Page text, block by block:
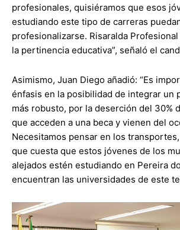
profesionales, quisiéramos que esos
estudiando este tipo de carreras
profesionalizarse. Risaralda
la pertinencia educativa”, señaló el
Asimismo, Juan Diego añadió: “Es
énfasis en la posibilidad de integrar un
más robusto, por la deserción del 30%
que acceden a una beca y vienen del
Necesitamos pensar en los
que cuesta que estos jóvenes de los
alejados estén estudiando en Pereira
encuentran las universidades de este